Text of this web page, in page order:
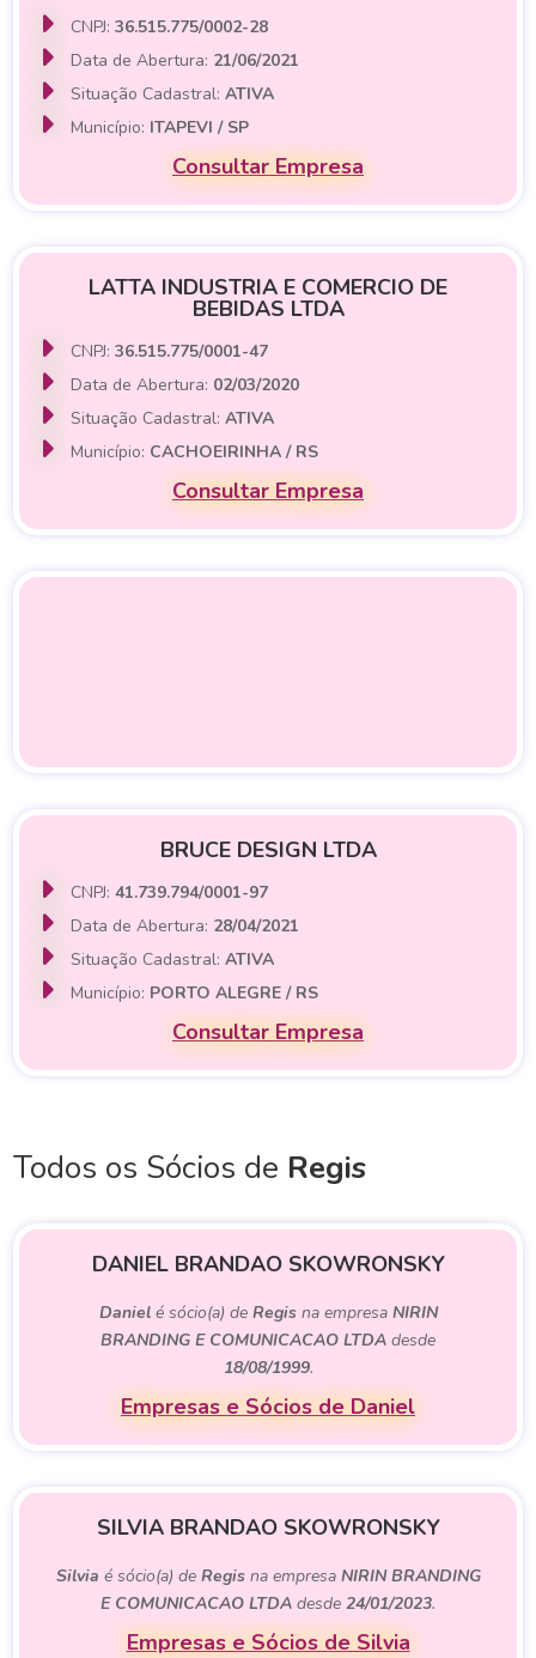
CNPJ:36.515.775/0002-28
Data de Abertura: 21/06/2021
Situação Cadastral:ATIVA
Município: ITAPEVI / SP
Consultar Empresa
LATTA INDUSTRIA E COMERCIO DE
BEBIDAS LTDA
CNPJ:36.515.775/0001-47
Data de Abertura: 02/03/2020
Situação Cadastral:ATIVA
Município: CACHOEIRINHA / RS
Consultar Empresa
BRUCE DESIGN LTDA
CNPJ:41.739.794/0001-97
Data de Abertura: 28/04/2021
Situação Cadastral:ATIVA
Município: PORTO ALEGRE / RS
Consultar Empresa
Todos os Sócios de Regis
DANIEL BRANDAO SKOWRONSKY
Danielé sócio(a) de Regisna empresa NIRIN
BRANDING E COMUNICACAO LTDA desde
18/08/1999.
Empresas e Sócios de Daniel
SILVIA BRANDAO SKOWRONSKY
Silvia é sócio(a) de Regisna empresa NIRIN BRANDING
E COMUNICACAO LTDA desde 24/01/2023.
Empresas e Sócios de Silvia